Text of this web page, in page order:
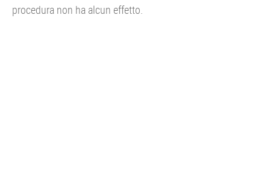
procedura non ha alcun effetto.